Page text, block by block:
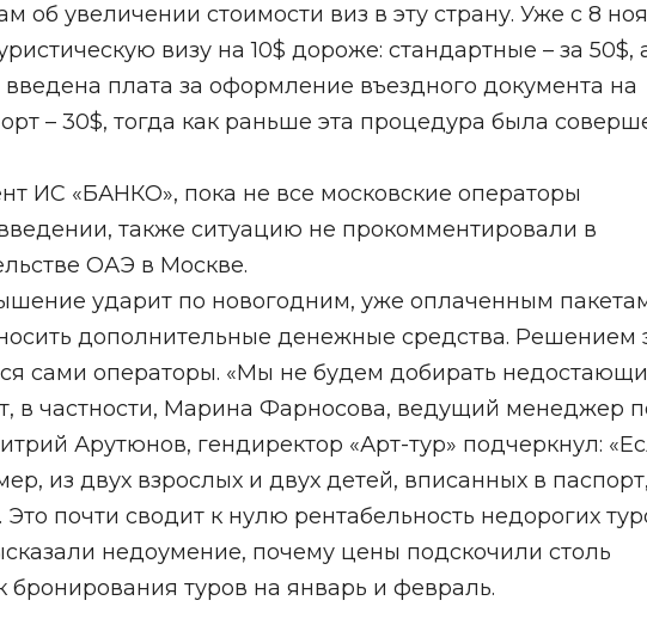
об увеличении стоимости виз в эту страну. Уже с 8
визу на 10$ дороже: стандартные – за 50$,
плата за оформление въездного документа на
– 30$, тогда как раньше эта процедура была
ИС «БАНКО», пока не все московские операторы
также ситуацию не прокомментировали в
ОАЭ в Москве.
ударит по новогодним, уже оплаченным
дополнительные денежные средства. Решением
сами операторы. «Мы не будем добирать
в частности, Марина Фарносова, ведущий менеджер
Арутюнов, гендиректор «Арт-тур» подчеркнул:
из двух взрослых и двух детей, вписанных в паспорт,
почти сводит к нулю рентабельность недорогих
недоумение, почему цены подскочили столь
туров на январь и февраль.